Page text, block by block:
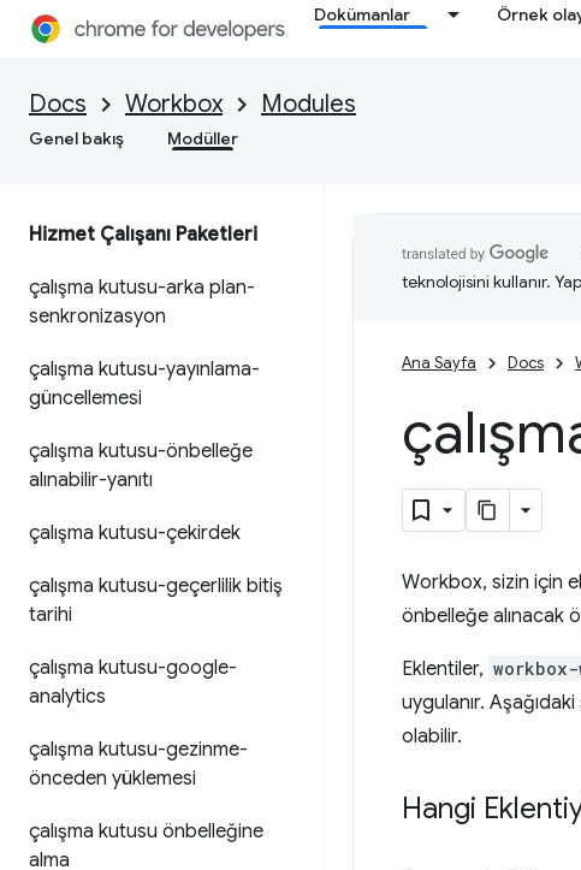
Dokümanlar Örnek
Docs Workbox Modules
Genel bakış Modüller
Hizmet Çalışanı Paketleri
çalışma kutusu-arka plan-
senkronizasyon
çalışma kutusu-yayınlama-
güncellemesi
çalışma kutusu-önbelleğe
alınabilir-yanıtı
çalışma kutusu-çekirdek
çalışma kutusu-geçerlilik bitiş
tarihi
çalışma kutusu-google-
analytics
çalışma kutusu-gezinme-
önceden yüklemesi
çalışma kutusu önbelleğine
alma
teknolojisini kullanır.
Ana Sayfa Docs
Workbox, sizin için
önbelleğe alınacak
Eklentiler,
uygulanır.
olabilir.
Hangi